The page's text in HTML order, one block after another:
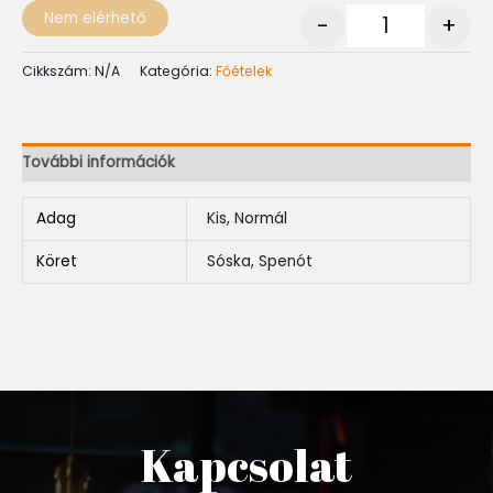
- +
Nem elérhető
Cikkszám: N/A Kategória: Főételek
További információk
Adag Kis, Normál
Köret Sóska, Spenót
Kapcsolat